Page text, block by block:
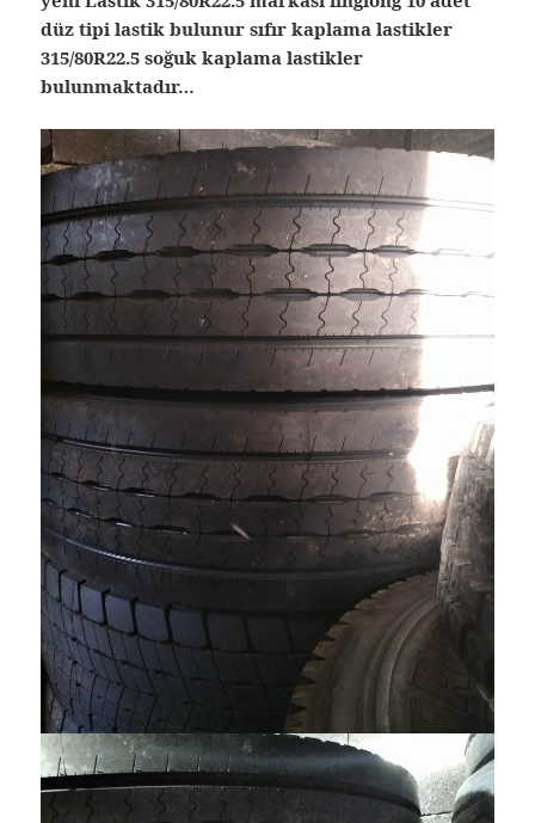
düz tipi lastik bulunur sıfır kaplama lastikler
315/80R22.5 soğuk kaplama lastikler
bulunmaktadır…